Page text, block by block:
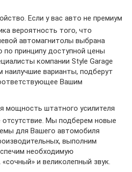
Если у вас авто не премиум
вероятность того, что
автомагнитолы выбрана
по принципу доступной цены
компании Style Garage
наилучшие варианты, подберут
Вашим
мощность штатного усилителя
отсутствие. Мы подберем новые
для Вашего автомобиля
выполним
необходимую
и великолепный звук.